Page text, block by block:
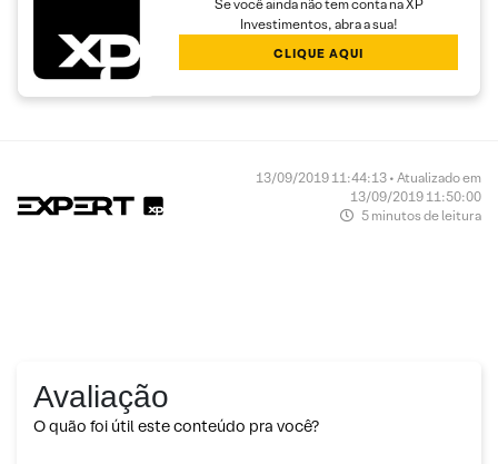
Se você ainda não tem conta na XP
Investimentos, abra a sua!
CLIQUE AQUI
13/09/2019 11:44:13 • Atualizado em
13/09/2019 11:50:00
5 minutos de leitura
Avaliação
O quão foi útil este conteúdo pra você?